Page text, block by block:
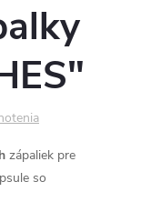
zápaliek pre
so